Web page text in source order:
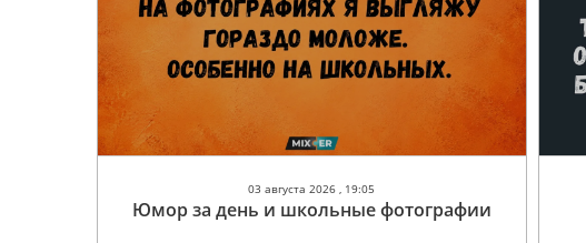
03 августа 2026 , 19:05
Юмор за день и школьные фотографии